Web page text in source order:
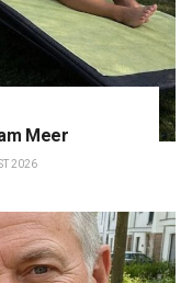
Meer
2026